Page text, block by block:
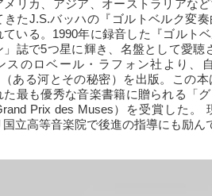
メリカ、アジア、オーストラリアな
きたJ.S.バッハの『ゴルトベルク変
ている。1990年に録音した『ゴルト
」誌で5つ星に輝き、名盤として愛聴
スのロベール・ラフォン社より、
ある河とその秘密）を出版。この
た最も優秀な音楽書籍に贈られる「
Prix des Muses）を受賞した。
国立高等音楽院で後進の指導にも励ん